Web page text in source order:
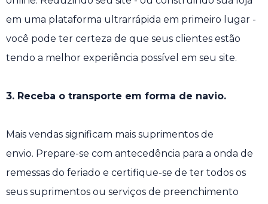
em uma plataforma ultrarrápida em primeiro lugar -
você pode ter certeza de que seus clientes estão
tendo a melhor experiência possível em seu site.
3. Receba o transporte em forma de navio.
Mais vendas significam mais suprimentos de
envio. Prepare-se com antecedência para a onda de
remessas do feriado e certifique-se de ter todos os
seus suprimentos ou serviços de preenchimento